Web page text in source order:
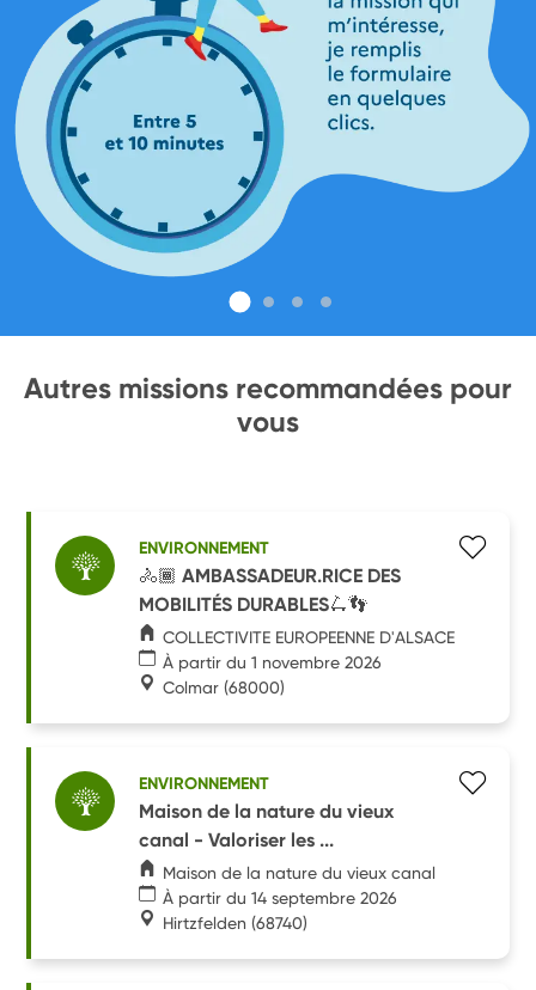
Autres missions recommandées pour
vous
ENVIRONNEMENT
🚴🏾 AMBASSADEUR.RICE DES
MOBILITÉS DURABLES🛴👣
COLLECTIVITE EUROPEENNE D'ALSACE
À partir du 1 novembre 2026
Colmar (68000)
ENVIRONNEMENT
Maison de la nature du vieux
canal - Valoriser les ...
Maison de la nature du vieux canal
À partir du 14 septembre 2026
Hirtzfelden (68740)